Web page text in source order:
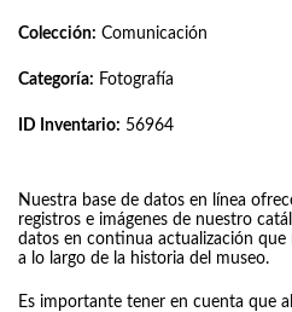
Colección: Comunicación
Categoría: Fotografía
ID Inventario: 56964
Nuestra base de datos en línea
registros e imágenes de nuestro
datos en continua actualización
a lo largo de la historia del museo.
Es importante tener en cuenta que